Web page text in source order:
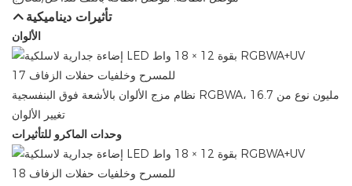
تأثيرات ديناميكية
الألوان
نظام مزج الألوان بالأشعة فوق البنفسجية RGBWA، 16.7 مليون نوع من
تغيير الألوان
وحدات الماكرو للتأثيرات